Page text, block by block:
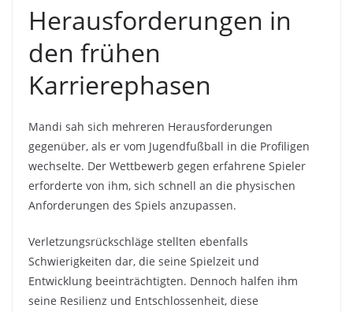
Herausforderungen in
den frühen
Karrierephasen
Mandi sah sich mehreren Herausforderungen
gegenüber, als er vom Jugendfußball in die Profiligen
wechselte. Der Wettbewerb gegen erfahrene Spieler
erforderte von ihm, sich schnell an die physischen
Anforderungen des Spiels anzupassen.
Verletzungsrückschläge stellten ebenfalls
Schwierigkeiten dar, die seine Spielzeit und
Entwicklung beeinträchtigten. Dennoch halfen ihm
seine Resilienz und Entschlossenheit, diese